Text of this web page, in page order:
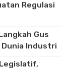
Regulasi
Gus
Dunia Industri